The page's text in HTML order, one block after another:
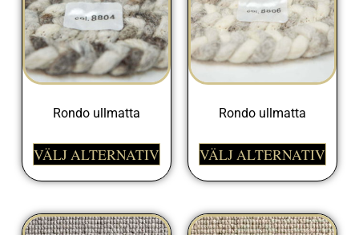
Rondo ullmatta
VÄLJ ALTERNATIV
Rondo ullmatta
VÄLJ ALTERNATIV